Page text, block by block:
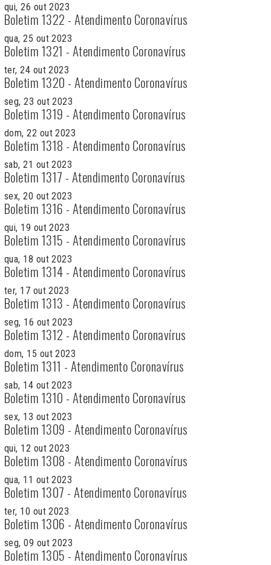
qui, 26 out 2023
Boletim 1322 - Atendimento Coronavírus
qua, 25 out 2023
Boletim 1321 - Atendimento Coronavírus
ter, 24 out 2023
Boletim 1320 - Atendimento Coronavírus
seg, 23 out 2023
Boletim 1319 - Atendimento Coronavírus
dom, 22 out 2023
Boletim 1318 - Atendimento Coronavírus
sab, 21 out 2023
Boletim 1317 - Atendimento Coronavírus
sex, 20 out 2023
Boletim 1316 - Atendimento Coronavírus
qui, 19 out 2023
Boletim 1315 - Atendimento Coronavírus
qua, 18 out 2023
Boletim 1314 - Atendimento Coronavírus
ter, 17 out 2023
Boletim 1313 - Atendimento Coronavírus
seg, 16 out 2023
Boletim 1312 - Atendimento Coronavírus
dom, 15 out 2023
Boletim 1311 - Atendimento Coronavírus
sab, 14 out 2023
Boletim 1310 - Atendimento Coronavírus
sex, 13 out 2023
Boletim 1309 - Atendimento Coronavírus
qui, 12 out 2023
Boletim 1308 - Atendimento Coronavírus
qua, 11 out 2023
Boletim 1307 - Atendimento Coronavírus
ter, 10 out 2023
Boletim 1306 - Atendimento Coronavírus
seg, 09 out 2023
Boletim 1305 - Atendimento Coronavírus